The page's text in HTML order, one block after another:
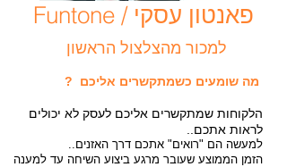
מה שומעים כשמתקשרים אליכם ?
הלקוחות שמתקשרים אליכם לעסק לא יכולים
לראות אתכם..
למעשה הם "רואים" אתכם דרך האזנים..
הזמן הממוצע שעובר מרגע ביצוע השיחה עד למענה
למכור מהצלצול הראשון
Funtone / פאנטון עסקי